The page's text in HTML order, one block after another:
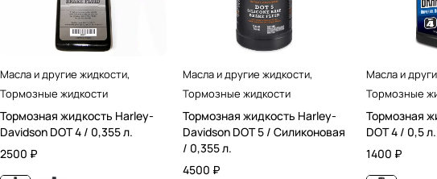
Масла и другие жидкости,
Тормозные жидкости
Тормозная жидкость Harley-
Davidson DOT 4 / 0,355 л.
2500 ₽
Масла и другие жидкости,
Тормозные жидкости
Тормозная жидкость Harley-
Davidson DOT 5 / Силиконовая
/ 0,355 л.
4500 ₽
Масла и
Тормозные
Тормозная
DOT 4 / 0,5 л.
1400 ₽